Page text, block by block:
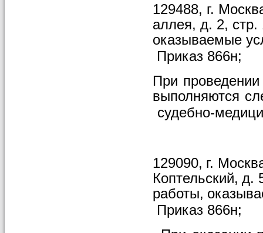
129488, г.
аллея, д. 2, стр.
оказываемые
Приказ 866н;
При проведении
выполняются
судебно-
129090, г.
Коптельский, д.
работы,
Приказ 866н;